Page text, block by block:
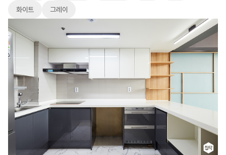
화이트 그레이